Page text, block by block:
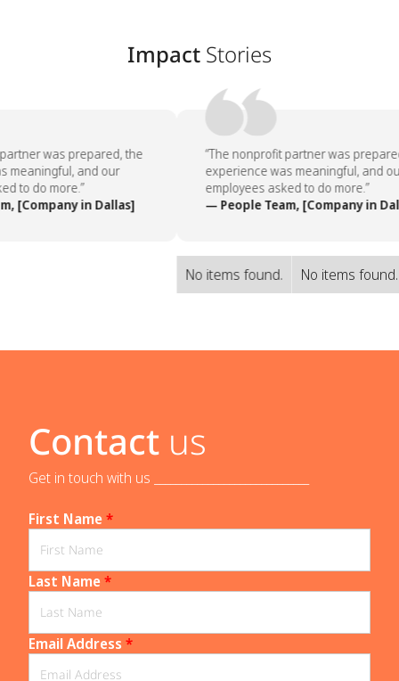
Impact Stories
was prepared, the
and our
to do more.”
[Company in Dallas]
“The nonprofit partner was
experience was meaningful, and our
employees asked to do more.”
— People Team, [Company in
No items found. No items found.
Contact us
Get in touch with us _____________________________
First Name*
Last Name*
Email Address *